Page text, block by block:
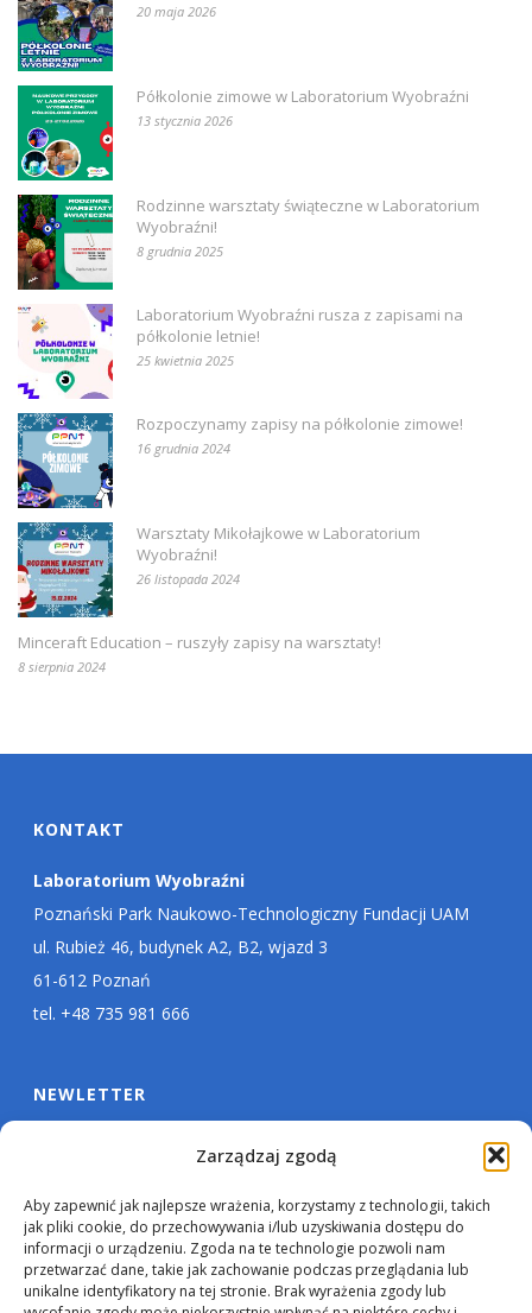
Zarządzaj zgodą
Aby zapewnić jak najlepsze wrażenia, korzystamy z technologii, takich
jak pliki cookie, do przechowywania i/lub uzyskiwania dostępu do
informacji o urządzeniu. Zgoda na te technologie pozwoli nam
przetwarzać dane, takie jak zachowanie podczas przeglądania lub
unikalne identyfikatory na tej stronie. Brak wyrażenia zgody lub
20 maja 2026
Półkolonie zimowe w Laboratorium Wyobraźni
13 stycznia 2026
Rodzinne warsztaty świąteczne w Laboratorium
Wyobraźni!
8 grudnia 2025
Laboratorium Wyobraźni rusza z zapisami na
półkolonie letnie!
25 kwietnia 2025
Rozpoczynamy zapisy na półkolonie zimowe!
16 grudnia 2024
Warsztaty Mikołajkowe w Laboratorium
Wyobraźni!
26 listopada 2024
Minceraft Education – ruszyły zapisy na warsztaty!
8 sierpnia 2024
KONTAKT
Laboratorium Wyobraźni
Poznański Park Naukowo-Technologiczny Fundacji UAM
ul. Rubież 46, budynek A2, B2, wjazd 3
61-612 Poznań
tel. +48 735 981 666
NEWLETTER